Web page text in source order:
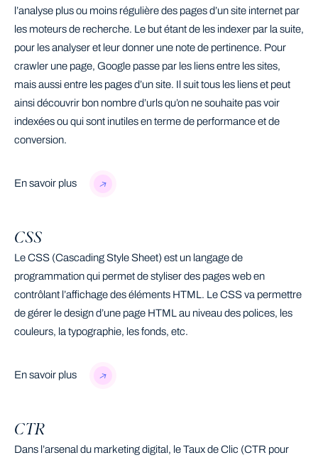
l’analyse plus ou moins régulière des pages d’un site internet par
les moteurs de recherche. Le but étant de les indexer par la suite,
pour les analyser et leur donner une note de pertinence. Pour
crawler une page, Google passe par les liens entre les sites,
mais aussi entre les pages d’un site. Il suit tous les liens et peut
ainsi découvrir bon nombre d’urls qu’on ne souhaite pas voir
indexées ou qui sont inutiles en terme de performance et de
conversion.
En savoir plus
CSS
Le CSS (Cascading Style Sheet) est un langage de
programmation qui permet de styliser des pages web en
contrôlant l’affichage des éléments HTML. Le CSS va permettre
de gérer le design d’une page HTML au niveau des polices, les
couleurs, la typographie, les fonds, etc.
En savoir plus
CTR
Dans l’arsenal du marketing digital, le Taux de Clic (CTR pour